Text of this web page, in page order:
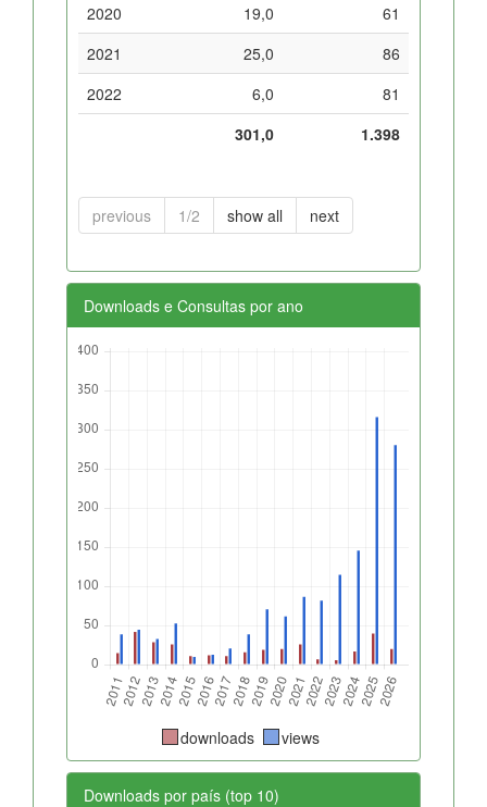
2020
19,0
61
2021
25,0
86
2022
6,0
81
301,0
1.398
previous 1/2 show all next
Downloads e Consultas por ano
downloads views
Downloads por país (top 10)